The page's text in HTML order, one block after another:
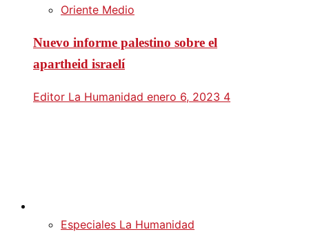
Oriente Medio
Nuevo informe palestino sobre el
apartheid israelí
Editor La Humanidad enero 6, 2023 4
Especiales La Humanidad